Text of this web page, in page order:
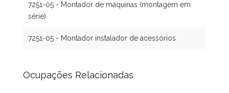
7251-05 - Montador de máquinas (montagem em
série)
7251-05 - Montador instalador de acessórios
Ocupações Relacionadas